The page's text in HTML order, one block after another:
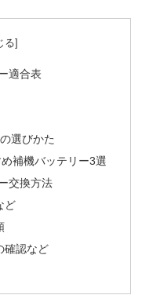
適合表
選びかた
補機バッテリー3選
交換方法
ど
確認など